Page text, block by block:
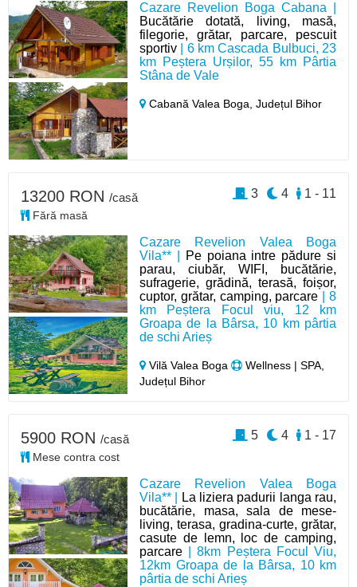
Cazare Revelion Boga Cabana |
Bucătărie dotată, living, masă,
filegorie, grătar, parcare, pescuit
sportiv | 6 km Cascada Bulbuci, 23
km Peștera Urșilor, 55 km Pârtia
Stâna de Vale
Cabană Valea Boga,Județul Bihor
Cazare Revelion Valea Boga
Vila** |
Pe poiana intre pădure si
parau, ciubăr, WIFI, bucătărie,
sufragerie, grădină, terasă, foișor,
cuptor, grătar, camping, parcare | 8
km Peștera Focul viu, 12 km
Groapa de la Bârsa, 10 km pârtia
de schi Arieș
Vilă Valea Boga
Wellness | SPA,
Județul Bihor
13200 RON /casă
Fără masă
1 - 11
4
3
Cazare Revelion Valea Boga
Vila** |
La liziera padurii langa rau,
bucătărie, masa, sala de mese-
living, terasa, gradina-curte, grătar,
casute de lemn, loc de camping,
parcare | 8km Peștera Focul Viu,
12km Groapa de la Bârsa, 10 km
pârtia de schi Arieș
5900 RON /casă
Mese contra cost
1 - 17
4
5